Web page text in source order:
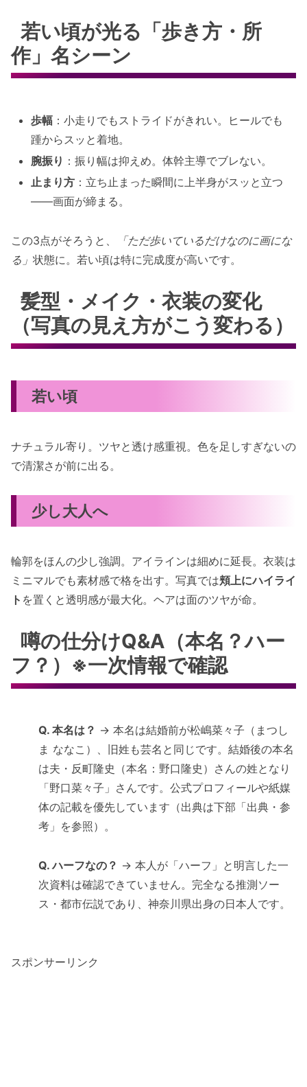
若い頃が光る「歩き方・所
作」名シーン
歩幅 ：小走りでもストライドがきれい。ヒールでも
踵からスッと着地。
腕振り ：振り幅は抑えめ。体幹主導でブレない。
止まり方 ：立ち止まった瞬間に上半身がスッと立つ
——画面が締まる。
この3点がそろうと、
「ただ歩いているだけなのに画にな
る」 状態に。若い頃は特に完成度が高いです。
髪型・メイク・衣装の変化
（写真の見え方がこう変わる）
若い頃
ナチュラル寄り。ツヤと透け感重視。色を足しすぎないの
で清潔さが前に出る。
少し大人へ
輪郭をほんの少し強調。アイラインは細めに延長。衣装は
ミニマルでも素材感で格を出す。写真では頬上にハイライ
ト を置くと透明感が最大化。ヘアは面のツヤが命。
噂の仕分けQ&A（本名？ハー
フ？）※一次情報で確認
Q. 本名は？ → 本名は結婚前が松嶋菜々子（まつし
ま ななこ）、旧姓も芸名と同じです。結婚後の本名
は夫・反町隆史（本名：野口隆史）さんの姓となり
「野口菜々子」さんです。公式プロフィールや紙媒
体の記載を優先しています（出典は下部「出典・参
考」を参照）。
Q. ハーフなの？ → 本人が「ハーフ」と明言した一
次資料は確認できていません。完全なる推測ソー
ス・都市伝説であり、神奈川県出身の日本人です。
スポンサーリンク